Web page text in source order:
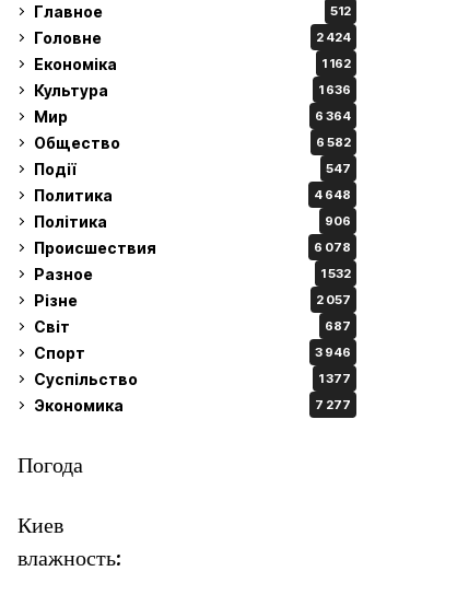
Главное 512
Головне 2 424
Економіка 1 162
Культура 1 636
Мир 6 364
Общество 6 582
Події 547
Политика 4 648
Політика 906
Происшествия 6 078
Разное 1 532
Різне 2 057
Світ 687
Спорт 3 946
Суспільство 1 377
Экономика 7 277
Погода
Киев
влажность: